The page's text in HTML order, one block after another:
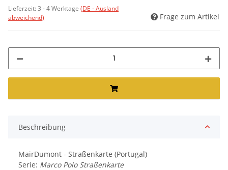
Lieferzeit:3 - 4 Werktage (DE - Ausland
abweichend)
Frage zum Artikel
Beschreibung
MairDumont - Straßenkarte (Portugal)
Serie: Marco Polo Straßenkarte